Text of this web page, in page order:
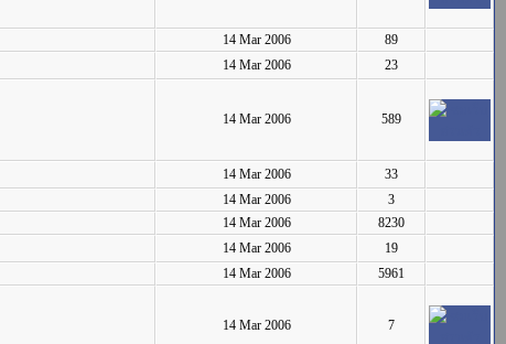
14 Mar 2006
89
14 Mar 2006 23
14 Mar 2006 589
14 Mar 2006
33
14 Mar 2006
3
14 Mar 2006
8230
14 Mar 2006
19
14 Mar 2006 5961
14 Mar 2006 7